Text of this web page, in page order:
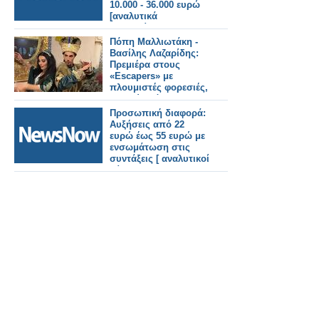
10.000 - 36.000 ευρώ
[αναλυτικά
παραδείγματα και
πίνακες]
Πόπη Μαλλιωτάκη -
Βασίλης Λαζαρίδης:
Πρεμιέρα στους
«Escapers» με
πλουμιστές φορεσιές,
μαϊμού τσάντες και
πασαρέλα
Προσωπική διαφορά:
Αυξήσεις από 22
ευρώ έως 55 ευρώ με
ενσωμάτωση στις
συντάξεις [ αναλυτικοί
πίνακες]